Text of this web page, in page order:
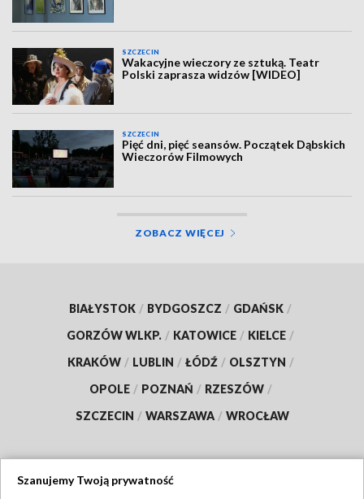
SZCZECIN
Wakacyjne wieczory ze sztuką. Teatr
Polski zaprasza widzów [WIDEO]
SZCZECIN
Pięć dni, pięć seansów. Początek Dąbskich
Wieczorów Filmowych
ZOBACZ WIĘCEJ
BIAŁYSTOK / BYDGOSZCZ / GDAŃSK /
GORZÓW WLKP. / KATOWICE / KIELCE /
KRAKÓW / LUBLIN / ŁÓDŹ / OLSZTYN /
OPOLE / POZNAŃ / RZESZÓW /
SZCZECIN / WARSZAWA / WROCŁAW
Szanujemy Twoją prywatność